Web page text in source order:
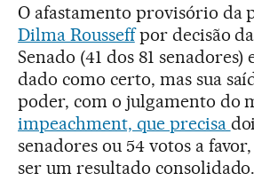
O afastamento provisório da
Dilma Rousseffpor decisão
Senado (41 dos 81 senadores)
dado como certo, mas sua
poder, com o julgamento do
impeachment, que precisa
senadores ou 54 votos a
ser um resultado